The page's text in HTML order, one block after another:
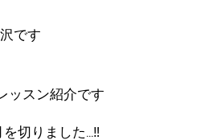
です
ッスン紹介です
切りました…‼︎